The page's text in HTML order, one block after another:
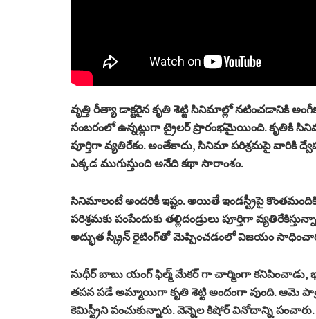
వృత్తి రీత్యా డాక్టరైన కృతి శెట్టి సినిమాల్లో నటించడానికి
సంబరంలో ఉన్నట్లుగా ట్రైలర్ ప్రారంభమైయింది. కృతికి
పూర్తిగా వ్యతిరేకం. అంతేకాదు, సినిమా పరిశ్రమపై వారికి
ఎక్కడ ముగుస్తుంది అనేది కథా సారాంశం.
సినిమాలంటే అందరికీ ఇష్టం. అయితే ఇండస్ట్రీపై
పరిశ్రమకు పంపేందుకు తల్లిదండ్రులు పూర్తిగా
అద్భుత స్క్రీన్ రైటింగ్‌తో మెప్పించడంలో విజయం
సుధీర్ బాబు యంగ్ ఫిల్మ్ మేకర్ గా చార్మింగా
తపన పడే అమ్మాయిగా కృతి శెట్టి అందంగా వుంది. ఆమె
కెమిస్ట్రీని పంచుకున్నారు. వెన్నెల కిషోర్ వినోదాన్ని